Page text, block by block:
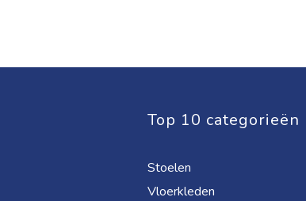
Top 10 categorieën
Stoelen
Vloerkleden